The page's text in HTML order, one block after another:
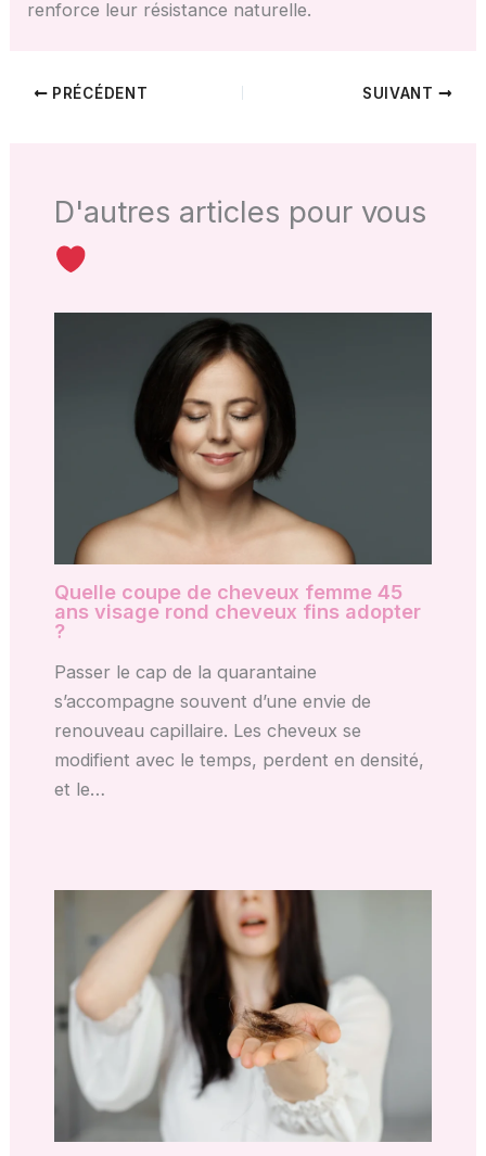
renforce leur résistance naturelle.
PRÉCÉDENT SUIVANT
D'autres articles pour vous
Quelle coupe de cheveux femme 45
ans visage rond cheveux fins adopter
?
Passer le cap de la quarantaine
s’accompagne souvent d’une envie de
renouveau capillaire. Les cheveux se
modifient avec le temps, perdent en densité,
et le…